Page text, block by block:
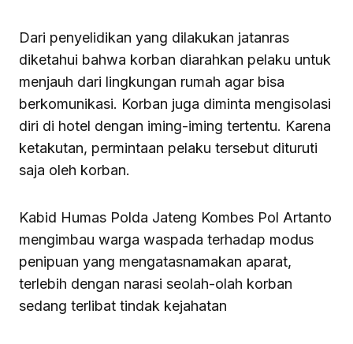
Dari penyelidikan yang dilakukan jatanras
diketahui bahwa korban diarahkan pelaku untuk
menjauh dari lingkungan rumah agar bisa
berkomunikasi. Korban juga diminta mengisolasi
diri di hotel dengan iming-iming tertentu. Karena
ketakutan, permintaan pelaku tersebut dituruti
saja oleh korban.
Kabid Humas Polda Jateng Kombes Pol Artanto
mengimbau warga waspada terhadap modus
penipuan yang mengatasnamakan aparat,
terlebih dengan narasi seolah-olah korban
sedang terlibat tindak kejahatan